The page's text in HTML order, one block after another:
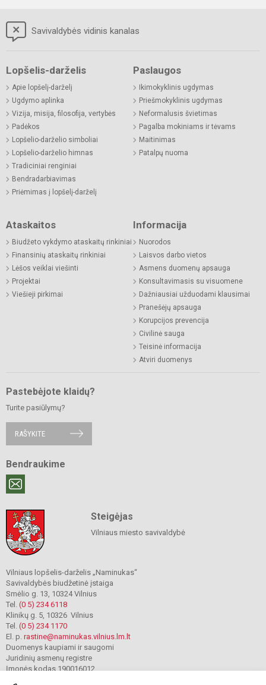
Savivaldybės vidinis kanalas
Lopšelis-darželis
Apie lopšelį-darželį
Ugdymo aplinka
Vizija, misija, filosofija, vertybės
Padėkos
Lopšelio-darželio simboliai
Lopšelio-darželio himnas
Tradiciniai renginiai
Bendradarbiavimas
Priėmimas į lopšelį-darželį
Paslaugos
Ikimokyklinis ugdymas
Priešmokyklinis ugdymas
Neformalusis švietimas
Pagalba mokiniams ir tėvams
Maitinimas
Patalpų nuoma
Ataskaitos
Biudžeto vykdymo ataskaitų rinkiniai
Finansinių ataskaitų rinkiniai
Lėšos veiklai viešinti
Projektai
Viešieji pirkimai
Informacija
Nuorodos
Laisvos darbo vietos
Asmens duomenų apsauga
Konsultavimasis su visuomene
Dažniausiai užduodami klausimai
Pranešėjų apsauga
Korupcijos prevencija
Civilinė sauga
Teisinė informacija
Atviri duomenys
Pastebėjote klaidų?
Turite pasiūlymų?
RAŠYKITE
Bendraukime
Steigėjas
Vilniaus miesto savivaldybė
Vilniaus lopšelis-darželis „Naminukas“
Savivaldybės biudžetinė įstaiga
Smėlio g. 13, 10324 Vilnius
Tel. (0 5) 234 6118
Klinikų g. 5, 10326 Vilnius
Tel. (0 5) 234 1170
El. p. rastine@naminukas.vilnius.lm.lt
Duomenys kaupiami ir saugomi
Juridinių asmenų registre
Įmonės kodas 190016012